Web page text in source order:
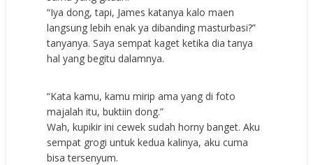
“Iya dong, tapi, James katanya kalo maen
langsung lebih enak ya dibanding masturbasi?”
tanyanya. Saya sempat kaget ketika dia tanya
hal yang begitu dalamnya.
“Kata kamu, kamu mirip ama yang di foto
majalah itu, buktiin dong.”
Wah, kupikir ini cewek sudah horny banget. Aku
sempat grogi untuk kedua kalinya, aku cuma
bisa tersenyum.